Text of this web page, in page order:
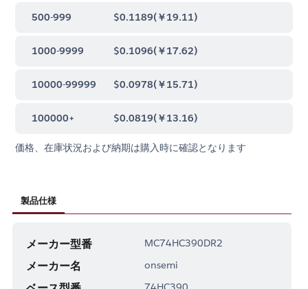
500-999 $0.1189(￥19.11)
1000-9999 $0.1096(￥17.62)
10000-99999 $0.0978(￥15.71)
100000+ $0.0819(￥13.16)
価格、在庫状況および納期は購入時に確認となります
製品仕様
メーカー型番 MC74HC390DR2
メーカー名 onsemi